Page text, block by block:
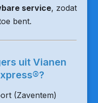
service, zodat
bent.
uit Vianen
(Zaventem)